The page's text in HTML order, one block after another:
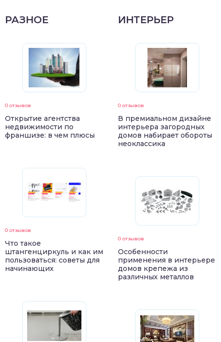
РАЗНОЕ
0 отзывов
Открытие агентства
недвижимости по
франшизе: в чем плюсы
0 отзывов
Что такое
штангенциркуль и как им
пользоваться: советы для
начинающих
ИНТЕРЬЕР
0 отзывов
В премиальном дизайне
интерьера загородных
домов набирает обороты
неоклассика
0 отзывов
Особенности
применения в интерьере
домов крепежа из
различных металлов